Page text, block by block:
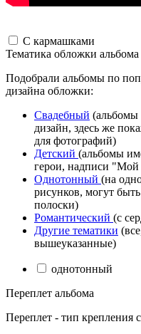
С кармашками
Тематика обложки альбома
Подобрали альбомы по
дизайна обложки:
Свадебный (альбомы
дизайн, здесь же
для фотографий)
Детский (альбомы
герои, надписи
Однотонный (на
рисунков, могут
полоски)
Романтический (с
Другие тематики
вышеуказанные)
однотонный
Переплет альбома
Переплет - тип крепления